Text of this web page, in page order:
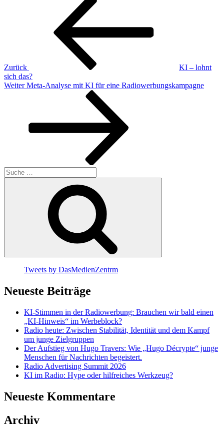
Zurück
KI – lohnt
sich das?
Nächster
Weiter Meta-Analyse mit KI für eine Radiowerbungskampagne
Suche
nach:
Tweets by DasMedienZentrm
Neueste Beiträge
KI-Stimmen in der Radiowerbung: Brauchen wir bald einen
„KI-Hinweis“ im Werbeblock?
Radio heute: Zwischen Stabilität, Identität und dem Kampf
um junge Zielgruppen
Der Aufstieg von Hugo Travers: Wie „Hugo Décrypte“ junge
Menschen für Nachrichten begeistert.
Radio Advertising Summit 2026
KI im Radio: Hype oder hilfreiches Werkzeug?
Neueste Kommentare
Archiv